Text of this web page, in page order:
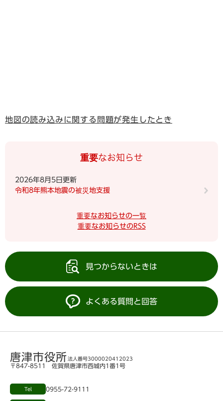
地図の読み込みに関する問題が発生したとき
重要なお知らせ
2026年8月5日更新
令和8年熊本地震の被災地支援
重要なお知らせの一覧
重要なお知らせのRSS
見つからないときは
よくある質問と回答
唐津市役所 法人番号3000020412023
〒847-8511 佐賀県唐津市西城内1番1号
Tel 0955-72-9111